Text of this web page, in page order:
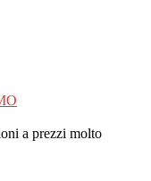
a prezzi molto